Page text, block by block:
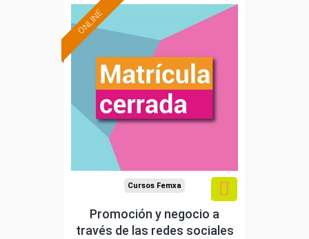
ONLINE
Cursos Femxa
Promoción y negocio a
través de las redes sociales